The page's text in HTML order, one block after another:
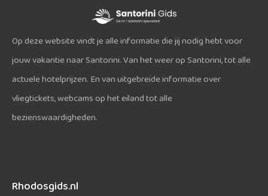
Op deze website vindt je alle informatie die jij nodig hebt voor
jouw vakantie naar Santorini. Van het weer op Santorini, tot alle
actuele hotelprijzen. En van uitgebreide informatie over
vliegtickets, webcams op het eiland tot alle
bezienswaardigheden.
Rhodosgids.nl